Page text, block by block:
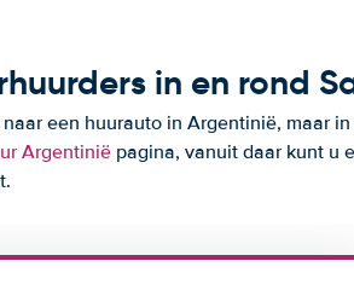
in en rond
een huurauto in Argentinië, maar
Argentinië pagina, vanuit daar kunt u